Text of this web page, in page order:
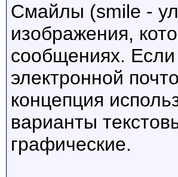
Смайлы (smile -
изображения,
сообщениях. Если
электронной
концепция
варианты
графические.